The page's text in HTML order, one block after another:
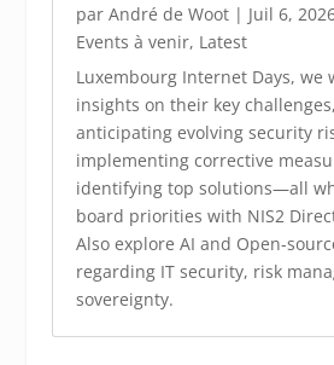
par André de Woot| Juil 6,
Events à venir, Latest
Luxembourg Internet Days, we
insights on their key
anticipating evolving security
implementing corrective
identifying top solutions—all
board priorities with NIS2
Also explore AI and Open-
regarding IT security, risk
sovereignty.